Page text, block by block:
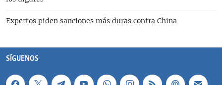
Expertos piden sanciones más duras contra China
SÍGUENOS